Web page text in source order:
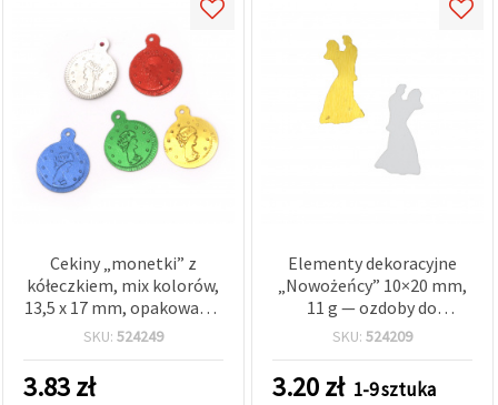
Cekiny „monetki” z
kółeczkiem, mix kolorów,
13,5 x 17 mm, opakowanie
20 g
SKU: 524249
3.83zł
Elementy dekoracyjne
„Nowożeńcy” 10×20 mm,
11 g — ozdoby do
scrapbookingu i
SKU: 524209
3.20zł 1-9 sztuka